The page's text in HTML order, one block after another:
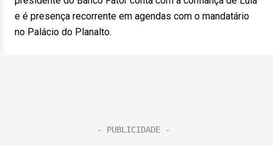
e é presença recorrente em agendas com o mandatário
no Palácio do Planalto.